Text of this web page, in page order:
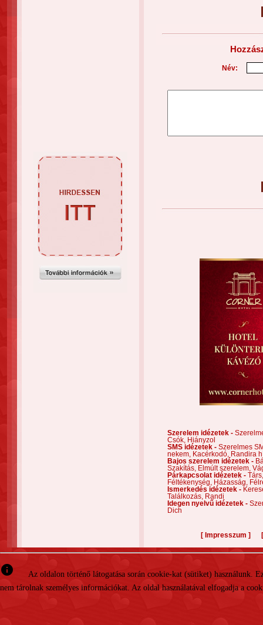
Név:
Szerelem idézetek -
Csók,
Hiányzol
SMS idézetek - Szerelmes
nekem,
Kacérkodó,
Randira
Bajos szerelem idézetek -
Szakítás,
Elmúlt szerelem,
Párkapcsolat idézetek -
Féltékenység,
Házasság,
Ismerkedés idézetek -
Találkozás,
Randi
Idegen nyelvű idézetek -
Dich
[ Impresszum ]
info
Az oldalon történő látogatása során cookie-kat (sütiket)
nem tárolnak személyes információkat. Az oldal használatával elfogadja a